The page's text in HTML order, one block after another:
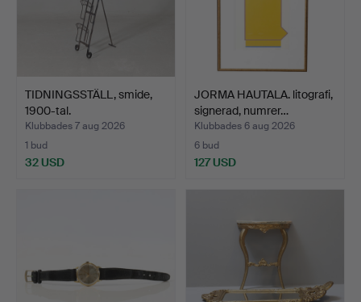
TIDNINGSSTÄLL, smide,
1900-tal.
Klubbades 7 aug 2026
1 bud
32 USD
JORMA HAUTALA. litografi,
signerad, numrer…
Klubbades 6 aug 2026
6 bud
127 USD